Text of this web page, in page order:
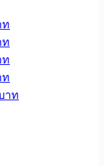
ท
ท
ท
ท
าท